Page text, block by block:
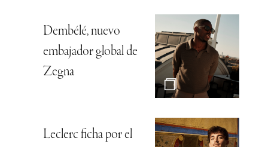
Dembélé, nuevo
embajador global de
Zegna
Leclerc ficha por el